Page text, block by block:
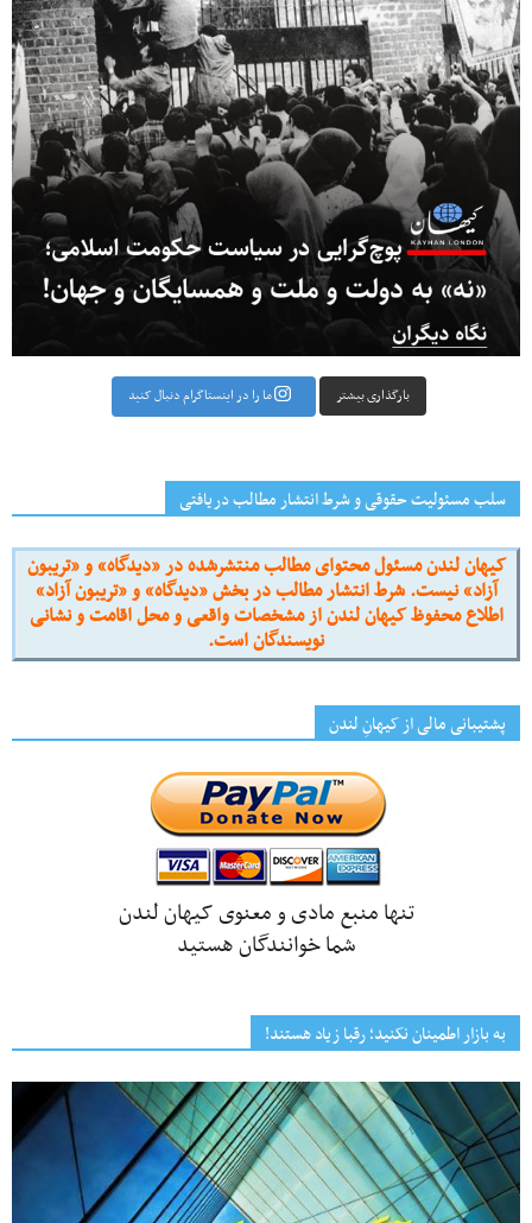
بارگذاری بیشتر ما را در اینستاگرام دنبال کنید
سلب مسئولیت حقوقی و شرط انتشار مطالب دریافتی
کیهان لندن مسئول محتوای مطالب منتشرشده در «دیدگاه» و «تریبون
آزاد» نیست. شرط انتشار مطالب در بخش «دیدگاه» و «تریبون آزاد»
اطلاع محفوظ کیهان لندن از مشخصات واقعی و محل اقامت و نشانی
نویسندگان است.
پشتیبانی مالی از کیهانِ لندن
تنها منبع مادی و معنوی کیهان لندن
شما خوانندگان هستید
به بازار اطمینان نکنید؛ رقبا زیاد هستند!